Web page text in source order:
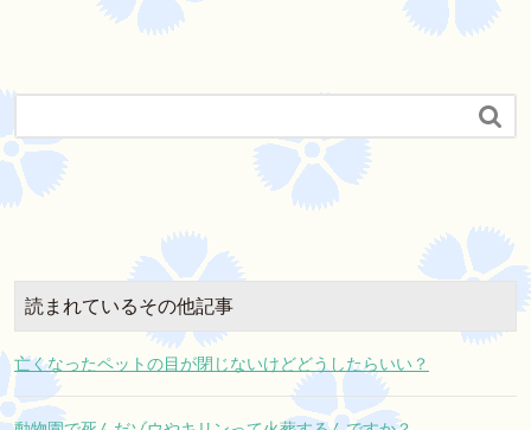

読まれているその他記事
亡くなったペットの目が閉じないけどどうしたらいい？